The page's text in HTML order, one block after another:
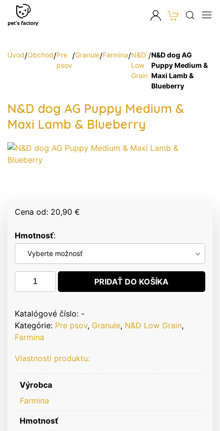
Úvod/Obchod/Pre
psov
/Granule/Farmina/N&D
Low
Grain
/N&D dog AG
Puppy Medium &
Maxi Lamb &
Blueberry
N&D dog AG Puppy Medium &
Maxi Lamb & Blueberry
Cena od: 20,90 €
Hmotnosť
Vyberte možnosť
množstvo
N&D
AG
Puppy
Medium
Maxi
Lamb
PRIDAŤ DO KOŠÍKA
Katalógové číslo: -
Kategórie: Pre psov, Granule, N&D Low Grain,
Farmina
Vlastnosti produktu:
Výrobca
Farmina
Hmotnosť